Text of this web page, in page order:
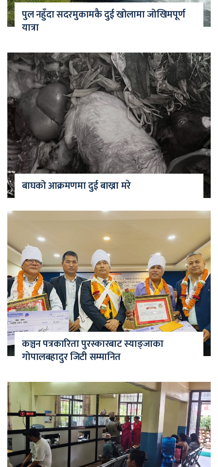
पुल नहुँदा सदरमुकामकै दुई खोलामा जोखिमपूर्ण
यात्रा
बाघको आक्रमणमा दुई बाख्रा मरे
कञ्चन पत्रकारिता पुरस्कारबाट स्याङ्जाका
गोपालबहादुर जिटी सम्मानित